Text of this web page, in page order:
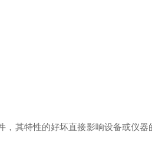
，其特性的好坏直接影响设备或仪